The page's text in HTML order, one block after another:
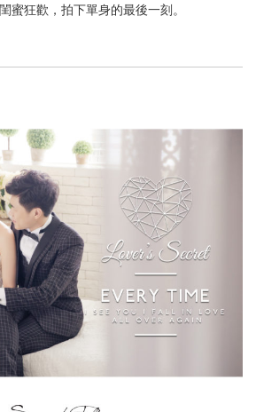
蜜狂歡，拍下單身的最後一刻。